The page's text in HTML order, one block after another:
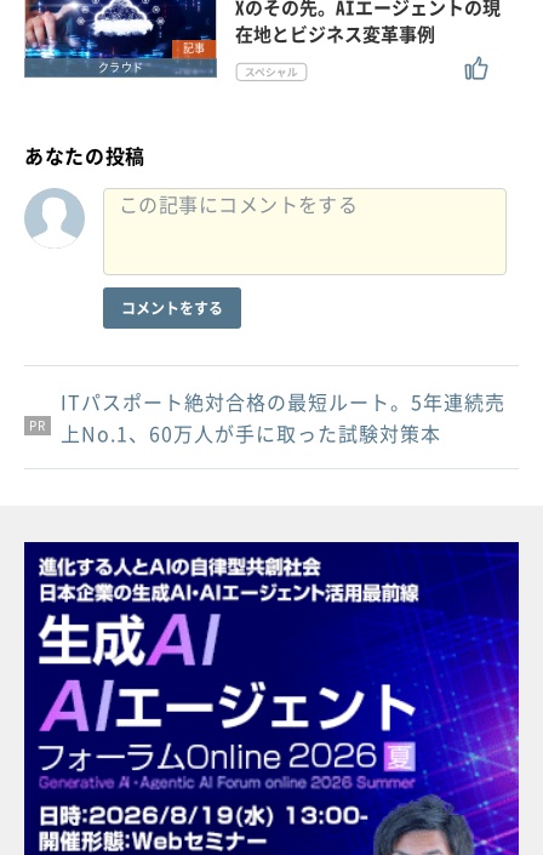
記事
クラウド
Xのその先。AIエージェントの現
在地とビジネス変革事例
あなたの投稿
コメントをする
PR
PR
PR
ITパスポート絶対合格の最短ルート。5年連続売
上No.1、60万人が手に取った試験対策本